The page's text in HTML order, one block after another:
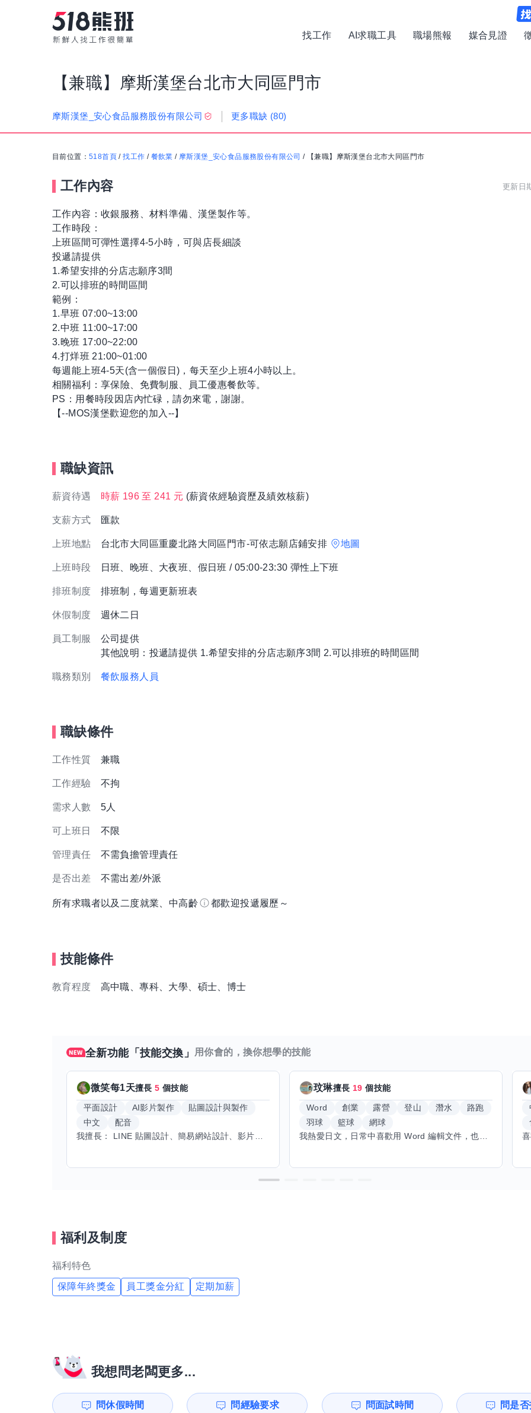
找工作 AI求職工具 職場熊報 媒合見證
【兼職】摩斯漢堡台北市大同區門市
摩斯漢堡_安心食品服務股份有限公司 更多職缺 (80)
目前位置： 518首頁 /找工作 / 餐飲業 / 摩斯漢堡_安心食品服務股份有限公司 / 【兼職】摩斯漢堡台北市大同區門市
工作內容 更新日
工作內容：收銀服務、材料準備、漢堡製作等。
工作時段：
上班區間可彈性選擇4-5小時，可與店長細談
投遞請提供
1.希望安排的分店志願序3間
2.可以排班的時間區間
範例：
1.早班 07:00~13:00
2.中班 11:00~17:00
3.晚班 17:00~22:00
4.打烊班 21:00~01:00
每週能上班4-5天(含一個假日)，每天至少上班4小時以上。
相關福利：享保險、免費制服、員工優惠餐飲等。
PS：用餐時段因店內忙碌，請勿來電，謝謝。
【--MOS漢堡歡迎您的加入--】
職缺資訊
薪資待遇 時薪 196 至 241 元 (薪資依經驗資歷及績效核薪)
支薪方式 匯款
上班地點 台北市大同區重慶北路大同區門市-可依志願店鋪安排 地圖
上班時段 日班、晚班、大夜班、假日班 / 05:00-23:30 彈性上下班
排班制度 排班制，每週更新班表
休假制度 週休二日
員工制服
公司提供
其他說明：投遞請提供 1.希望安排的分店志願序3間 2.可以排班的時間區間
職務類別 餐飲服務人員
職缺條件
工作性質 兼職
工作經驗 不拘
需求人數 5人
可上班日 不限
管理責任 不需負擔管理責任
是否出差 不需出差/外派
所有求職者以及二度就業、中高齡 都歡迎投遞履歷～
技能條件
教育程度 高中職、專科、大學、碩士、博士
全新功能「技能交換」 用你會的，換你想學的技能
微笑每1天擅長5 個技能
平面設計 AI影片製作
貼圖設計與製作
中文
配音
我擅長： LINE 貼圖設計、簡易網站設計、影片剪輯、配音、AI 影片創作、音樂創作（原創歌曲／純音樂／配樂） 希望交換技能： ① 游泳（想學：自由式、蝶式） 已會基礎蛙式、仰式，但姿勢尚未標準，希望有人協助修正動作、提升效率。 ② 鋼琴（目前約巴哈初階程度） ③ 英文（程度約 B1～B2） 交換方式： 捷運可到處，部分技能可線上交換。
玟琳擅長 19 個技能
Word 創業 露營 登山 潛水
路跑
羽球
籃球
網球
我熱愛日文，日常中喜歡用 Word 編輯文件，也對創業有不少想法。希望能找到願意和我交換技能的朋友，我願意分享日文和辦公軟體技巧，期待學習手繪和烏克麗麗，感受不同的藝術魅力。年長帶來沉澱與耐心，願與你互相成長，一同探索新領域的喜悅。
福利及制度
福利特色
保障年終獎金 員工獎金分紅 定期加薪
我想問老闆更多...
問休假時間 問經驗要求 問面試時間 問是